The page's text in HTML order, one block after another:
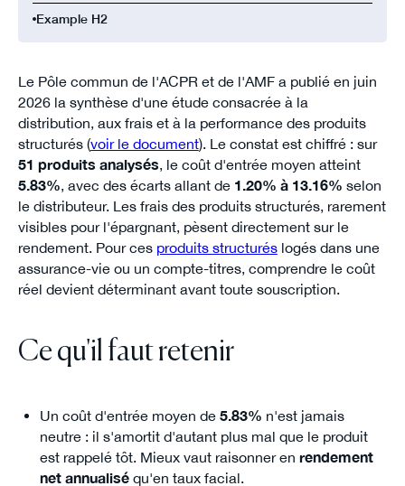
Example H2
Le Pôle commun de l'ACPR et de l'AMF a publié en juin
2026 la synthèse d'une étude consacrée à la
distribution, aux frais et à la performance des produits
structurés (voir le document). Le constat est chiffré : sur
51 produits analysés, le coût d'entrée moyen atteint
5.83%, avec des écarts allant de 1.20% à 13.16% selon
le distributeur. Les frais des produits structurés, rarement
visibles pour l'épargnant, pèsent directement sur le
rendement. Pour ces produits structuréslogés dans une
assurance-vie ou un compte-titres, comprendre le coût
réel devient déterminant avant toute souscription.
Ce qu'il faut retenir
Un coût d'entrée moyen de 5.83% n'est jamais
neutre : il s'amortit d'autant plus mal que le produit
est rappelé tôt. Mieux vaut raisonner en rendement
net annualiséqu'en taux facial.